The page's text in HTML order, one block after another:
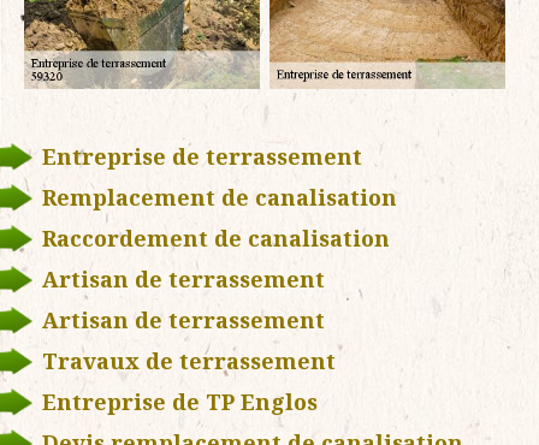
Entreprise de terrassement
Remplacement de canalisation
Raccordement de canalisation
Artisan de terrassement
Artisan de terrassement
Travaux de terrassement
Entreprise de TP Englos